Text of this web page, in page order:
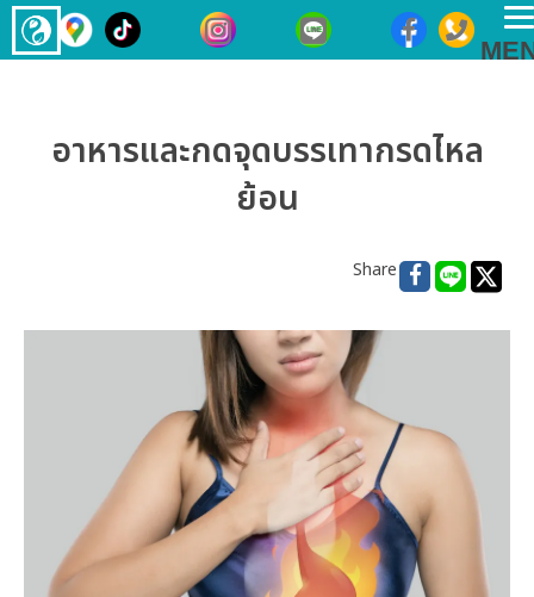
อาหารและกดจุดบรรเทากรดไหล
ย้อน
Share